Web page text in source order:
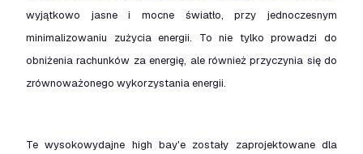
wyjątkowo jasne i mocne światło, przy jednoczesnym
minimalizowaniu zużycia energii. To nie tylko prowadzi do
obniżenia rachunków za energię, ale również przyczynia się do
zrównoważonego wykorzystania energii.
Te wysokowydajne high bay'e zostały zaprojektowane dla